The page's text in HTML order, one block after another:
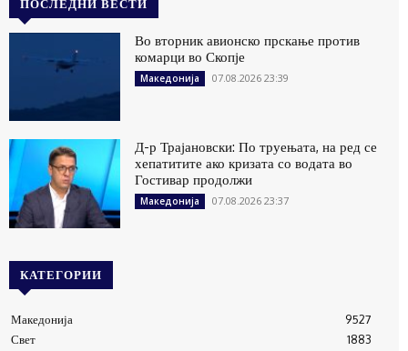
ПОСЛЕДНИ ВЕСТИ
Во вторник авионско прскање против
комарци во Скопје
Македонија 07.08.2026 23:39
Д-р Трајановски: По труењата, на ред се
хепатитите ако кризата со водата во
Гостивар продолжи
Македонија 07.08.2026 23:37
КАТЕГОРИИ
Македонија
9527
Свет
1883